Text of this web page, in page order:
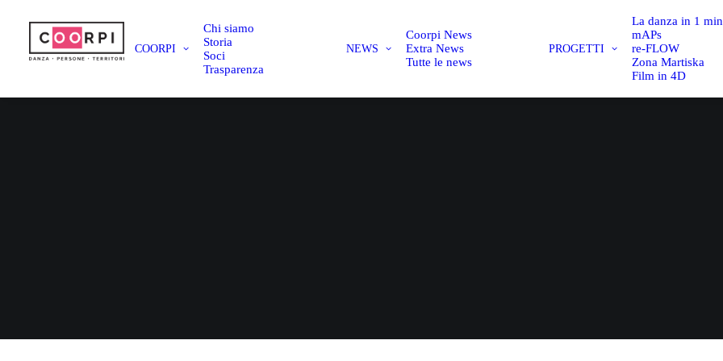
COORPI
Chi siamo
Storia
Soci
Trasparenza
NEWS
Coorpi News
Extra News
Tutte le news
PROGETTI
La danza in 1
mAPs
re-FLOW
Zona Martiska
Film in 4D